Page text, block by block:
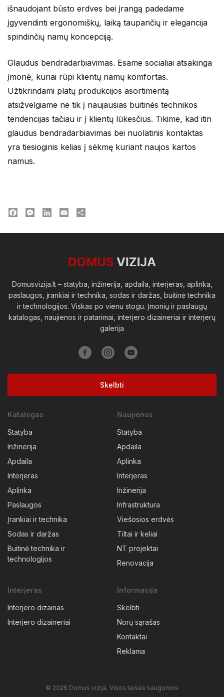
išnaudojant būsto erdves bei įrangą padedame
įgyvendinti ergonomiškų, laiką taupančių ir elegancija
spindinčių namų koncepciją.
Glaudus bendradarbiavimas. Esame socialiai atsakinga
įmonė, kuriai rūpi klientų namų komfortas.
Užtikrindami platų produkcijos asortimentą
atsižvelgiame ne tik į naujausias buitinės technikos
tendencijas tačiau ir į klientų lūkesčius. Tikime, kad itin
glaudus bendradarbiavimas bei nuolatinis kontaktas
yra tiesioginis kelias į sėkmę kuriant naujos kartos
namus.
FacebookMessengerLinkedInEmail
Domusvizija.lt – statyba, inžinerija, apdaila, interjeras, aplinka,
paslaugos, įrankiai ir technika, sodas ir daržas, buitinė technika
ir technologijos. Viskas po vienu stogu. Įmonių ir paslaugų
katalogas, naujienos ir patarimai, interjero dizaineriai ir interjerų
galerija
Skelbti
Katalogas
Statyba
Inžinerija
Apdaila
Interjeras
Aplinka
Paslaugos
Įrankiai ir technika
Sodas ir daržas
Buitinė technika ir
technologijos
Naujienos
Statyba
Apdaila
Aplinka
Interjeras
Inžinerija
Infrastruktura
Viešosios erdvės
Tiltai ir keliai
NT projektai
Renovacija
Interjeras
Interjero dizainas
Interjero dizaineriai
Informacija
Skelbti
Norų sąrašas
Kontaktai
Reklama
© 2026 Domus vizija. Visos teisės saugomos